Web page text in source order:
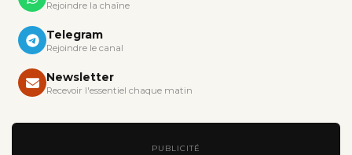
Rejoindre la chaîne
Telegram
Rejoindre le canal
Newsletter
Recevoir l'essentiel chaque matin
PUBLICITÉ